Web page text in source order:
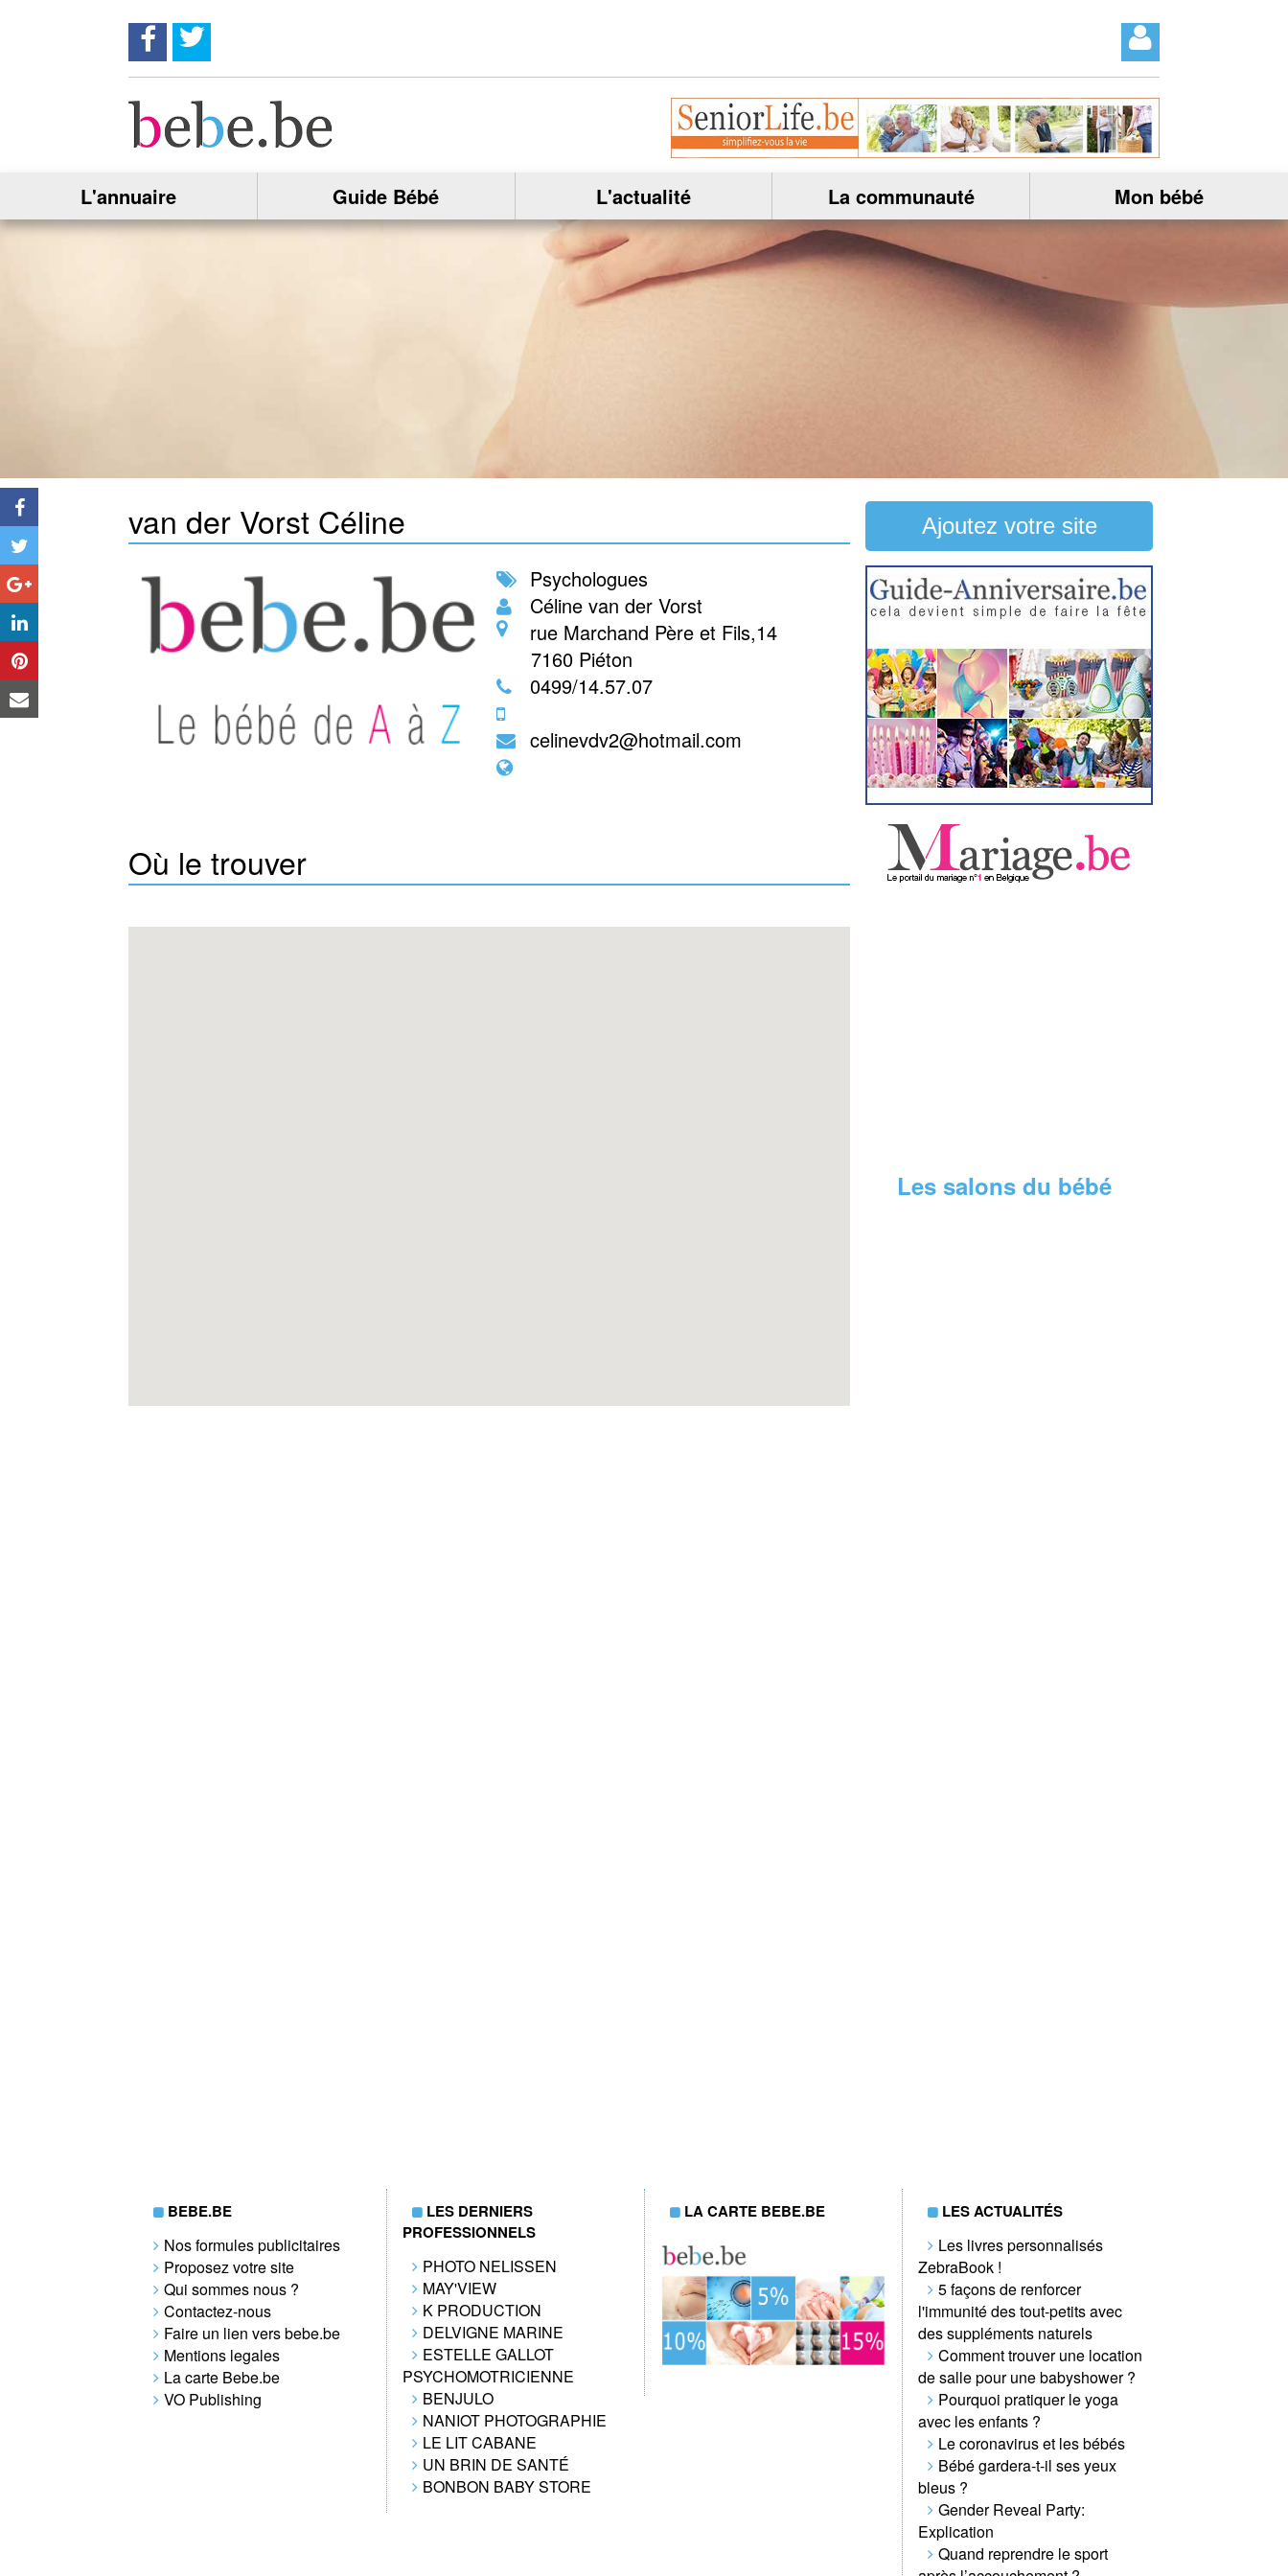
Suivez nous sur Facebook !
L'annuaire Guide Bébé L'actualité La communauté Mon bébé
van der Vorst Céline
Psychologues
Céline van der Vorst
rue Marchand Père et Fils,14
7160 Piéton
0499/14.57.07
celinevdv2@hotmail.com
Où le trouver
Ajoutez votre site
Les salons du bébé
BEBE.BE
Nos formules publicitaires
Proposez votre site
Qui sommes nous ?
Contactez-nous
Faire un lien vers bebe.be
Mentions legales
La carte Bebe.be
VO Publishing
LES DERNIERS
PROFESSIONNELS
PHOTO NELISSEN
MAY'VIEW
K PRODUCTION
DELVIGNE MARINE
ESTELLE GALLOT
PSYCHOMOTRICIENNE
BENJULO
NANIOT PHOTOGRAPHIE
LE LIT CABANE
UN BRIN DE SANTÉ
BONBON BABY STORE
LA CARTE BEBE.BE LES ACTUALITÉS
Les livres personnalisés
ZebraBook !
5 façons de renforcer
l'immunité des tout-petits avec
des suppléments naturels
Comment trouver une location
de salle pour une babyshower ?
Pourquoi pratiquer le yoga
avec les enfants ?
Le coronavirus et les bébés
Bébé gardera-t-il ses yeux
bleus ?
Gender Reveal Party:
Explication
Quand reprendre le sport